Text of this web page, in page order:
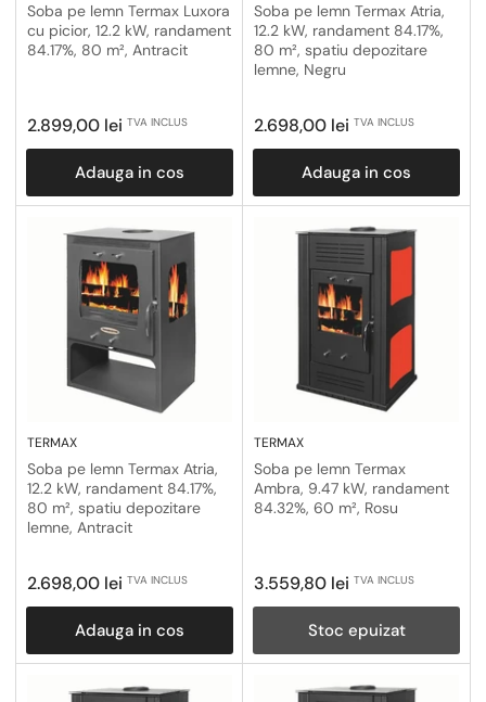
Soba pe lemn Termax Luxora
cu picior, 12.2 kW, randament
84.17%, 80 m², Antracit
Pret
obisnuit
2.899,00 lei TVA INCLUS
Adauga in cos
Soba pe lemn Termax Atria,
12.2 kW, randament 84.17%,
80 m², spatiu depozitare
lemne, Negru
Pret
obisnuit
2.698,00 lei TVA INCLUS
Adauga in cos
TERMAX
Soba pe lemn Termax Atria,
12.2 kW, randament 84.17%,
80 m², spatiu depozitare
lemne, Antracit
Pret
obisnuit
2.698,00 lei TVA INCLUS
Adauga in cos
TERMAX
Soba pe lemn Termax
Ambra, 9.47 kW, randament
84.32%, 60 m², Rosu
Pret
obisnuit
3.559,80 lei TVA INCLUS
Stoc epuizat